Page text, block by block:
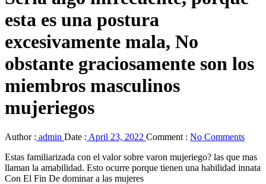
esta es una postura
excesivamente mala, No
obstante graciosamente son los
miembros masculinos
mujeriegos
Author : admin Date : April 23, 2022 Comment : No Comments
Estas familiarizada con el valor sobre varon mujeriego? las que mas
llaman la amabilidad. Esto ocurre porque tienen una habilidad innata
Con El Fin De dominar a las mujeres